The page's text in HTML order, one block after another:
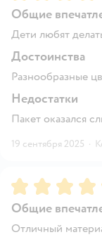
Общие
Дети любят
Достоинства
Разнообразные
Недостатки
Пакет оказался
19 сентября 2025 ·
Рейтинг:5
Общие
Отличный